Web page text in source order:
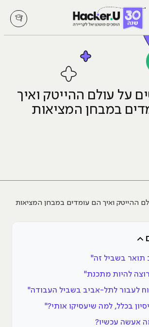
תפריט
על עולם ההייטק ואיך
במבחן המציאות
אעשה עכשיו?